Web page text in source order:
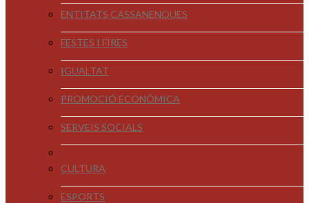
ENTITATS CASSANENQUES
FESTES I FIRES
IGUALTAT
PROMOCIÓ ECONÒMICA
SERVEIS SOCIALS
CULTURA
ESPORTS